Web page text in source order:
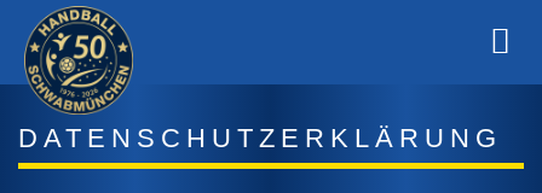
Inhalt
springen
DATENSCHUTZ­ERKLÄRUNG